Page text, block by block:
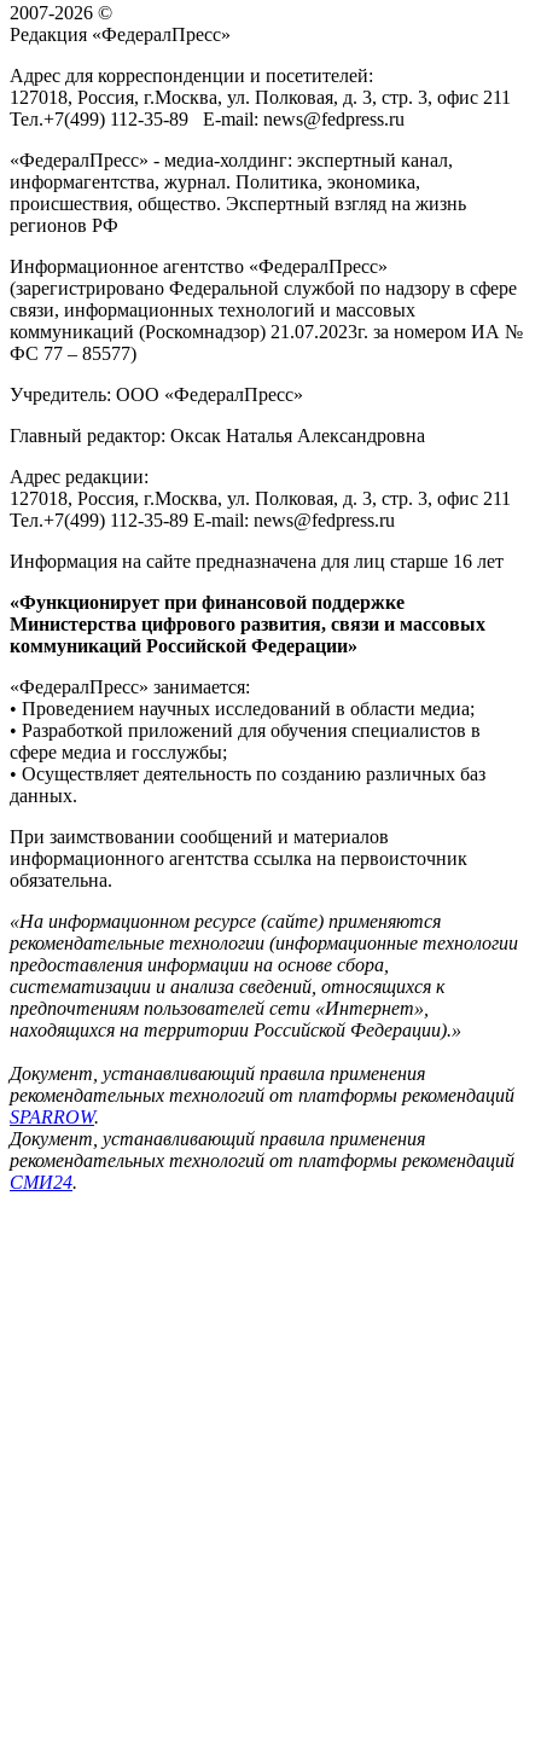
2007-2026 ©
Редакция «ФедералПресс»
Адрес для корреспонденции и посетителей:
127018, Россия, г.Москва, ул. Полковая, д. 3, стр. 3, офис 211
Тел.+7(499) 112-35-89 E-mail: news@fedpress.ru
«ФедералПресс» - медиа-холдинг: экспертный канал,
информагентства, журнал. Политика, экономика,
происшествия, общество. Экспертный взгляд на жизнь
регионов РФ
Информационное агентство «ФедералПресс»
(зарегистрировано Федеральной службой по надзору в сфере
связи, информационных технологий и массовых
коммуникаций (Роскомнадзор) 21.07.2023г. за номером ИА №
ФС 77 – 85577)
Учредитель: ООО «ФедералПресс»
Главный редактор: Оксак Наталья Александровна
Адрес редакции:
127018, Россия, г.Москва, ул. Полковая, д. 3, стр. 3, офис 211
Тел.+7(499) 112-35-89 E-mail: news@fedpress.ru
Информация на сайте предназначена для лиц старше 16 лет
«Функционирует при финансовой поддержке
Министерства цифрового развития, связи и массовых
коммуникаций Российской Федерации»
«ФедералПресс» занимается:
• Проведением научных исследований в области медиа;
• Разработкой приложений для обучения специалистов в
сфере медиа и госслужбы;
• Осуществляет деятельность по созданию различных баз
данных.
При заимствовании сообщений и материалов
информационного агентства ссылка на первоисточник
обязательна.
«На информационном ресурсе (сайте) применяются
рекомендательные технологии (информационные технологии
предоставления информации на основе сбора,
систематизации и анализа сведений, относящихся к
предпочтениям пользователей сети «Интернет»,
находящихся на территории Российской Федерации).»
Документ, устанавливающий правила применения
рекомендательных технологий от платформы рекомендаций
SPARROW.
Документ, устанавливающий правила применения
рекомендательных технологий от платформы рекомендаций
СМИ24.